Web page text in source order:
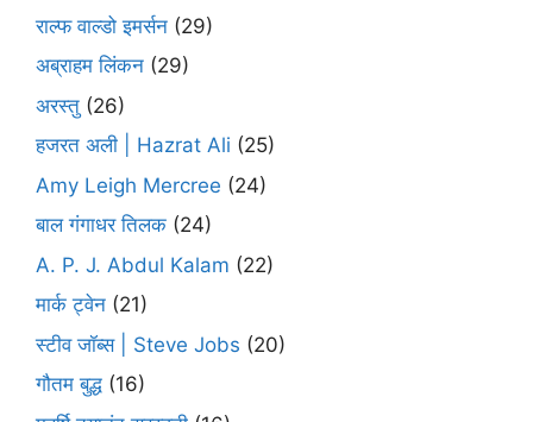
राल्फ वाल्डो इमर्सन (29)
अब्राहम लिंकन (29)
अरस्तु (26)
हजरत अली | Hazrat Ali (25)
Amy Leigh Mercree (24)
बाल गंगाधर तिलक (24)
A. P. J. Abdul Kalam (22)
मार्क ट्वेन (21)
स्टीव जॉब्स | Steve Jobs (20)
गौतम बुद्ध (16)